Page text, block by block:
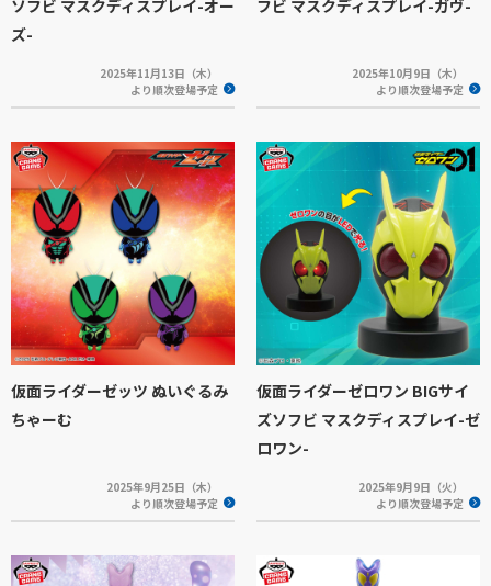
ソフビ マスクディスプレイ-オー
ズ-
2025年11月13日（木）
より順次登場予定
フビ マスクディスプレイ-ガヴ-
2025年10月9日（木）
より順次登場予定
仮面ライダーゼッツ ぬいぐるみ
ちゃーむ
2025年9月25日（木）
より順次登場予定
仮面ライダーゼロワン BIGサイ
ズソフビ マスクディスプレイ-ゼ
ロワン-
2025年9月9日（火）
より順次登場予定